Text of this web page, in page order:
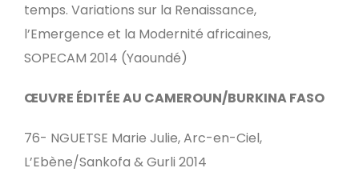
temps. Variations sur la Renaissance,
l’Emergence et la Modernité africaines,
SOPECAM 2014 (Yaoundé)
ŒUVRE ÉDITÉE AU CAMEROUN/BURKINA FASO
76- NGUETSE Marie Julie, Arc-en-Ciel,
L’Ebène/Sankofa & Gurli 2014